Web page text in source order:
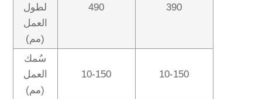
لطول
العمل
(مم)
490 390
سُمك
العمل
(مم)
10-150 10-150